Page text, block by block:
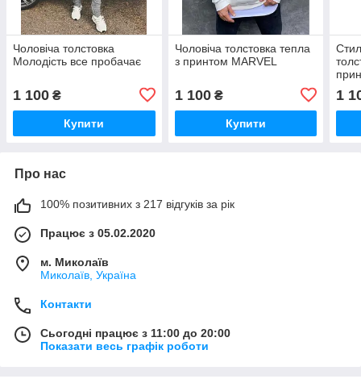
Чоловіча толстовка
Молодість все пробачає
1 100 ₴
Купити
Чоловіча толстовка тепла
з принтом MARVEL
1 100₴
Купити
1
Про нас
100% позитивних з 217 відгуків за рік
Працює з 05.02.2020
м. Миколаїв
Миколаїв, Україна
Контакти
Сьогодні працює з 11:00 до 20:00
Показати весь графік роботи